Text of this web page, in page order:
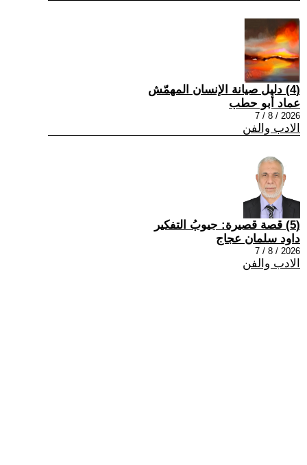
(4) دليل صيانة الإنسان المهمّش
عماد أبو حطب
2026 / 8 / 7
الادب والفن
(5) قصة قصيرة: جيوبُ التفكير
داود سلمان عجاج
2026 / 8 / 7
الادب والفن